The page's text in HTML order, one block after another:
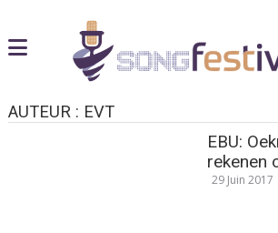
AUTEUR : EVT
EBU:
rekenen
29 Juin 2017